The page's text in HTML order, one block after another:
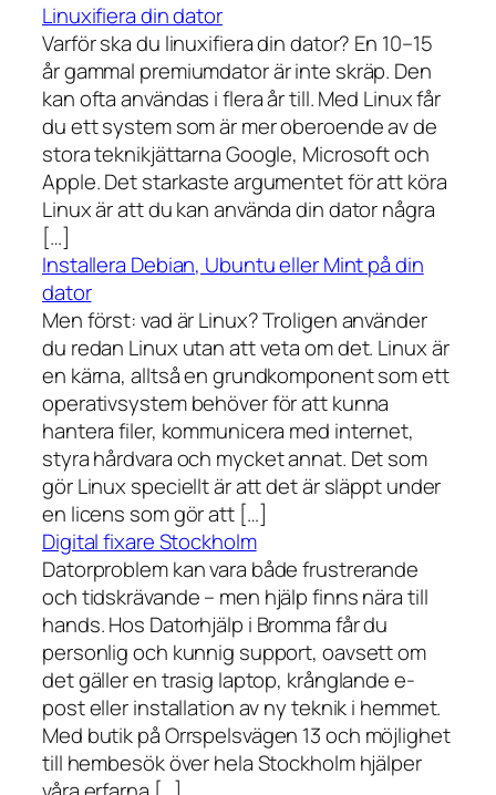
Linuxifiera din dator
Varför ska du linuxifiera din dator? En 10–15
år gammal premiumdator är inte skräp. Den
kan ofta användas i flera år till. Med Linux får
du ett system som är mer oberoende av de
stora teknikjättarna Google, Microsoft och
Apple. Det starkaste argumentet för att köra
Linux är att du kan använda din dator några
[…]
Installera Debian, Ubuntu eller Mint på din
dator
Men först: vad är Linux? Troligen använder
du redan Linux utan att veta om det. Linux är
en kärna, alltså en grundkomponent som ett
operativsystem behöver för att kunna
hantera filer, kommunicera med internet,
styra hårdvara och mycket annat. Det som
gör Linux speciellt är att det är släppt under
en licens som gör att […]
Digital fixare Stockholm
Datorproblem kan vara både frustrerande
och tidskrävande – men hjälp finns nära till
hands. Hos Datorhjälp i Bromma får du
personlig och kunnig support, oavsett om
det gäller en trasig laptop, krånglande e-
post eller installation av ny teknik i hemmet.
Med butik på Orrspelsvägen 13 och möjlighet
till hembesök över hela Stockholm hjälper